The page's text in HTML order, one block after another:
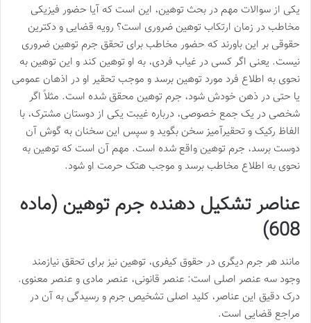
یکی از سوالات مهم در بحث توهین، این است که آیا حضور فیزیکی
مخاطب در زمان ارتکاب توهین ضروری است؟ رویه قضایی و دکترین
حقوقی بر این باورند که حضور مخاطب برای تحقق جرم توهین ضروری
نیست. یعنی اگر کسی در غیاب فردی، به او توهین کند و این توهین به
نحوی به اطلاع فرد مورد توهین برسد و موجب تحقیر او در اذهان عمومی
یا حتی در ذهن خودش شود، جرم توهین محقق شده است. مثلاً اگر
شخصی در یک جمع خصوصی، درباره غیبت یکی از دوستان مشترک، با
الفاظ رکیک و تحقیرآمیز سخن بگوید و سپس این سخنان به گوش آن
دوست برسد، جرم توهین واقع شده است. مهم آن است که توهین به
نحوی به اطلاع مخاطب برسد و موجب هتک حرمت او شود.
عناصر تشکیل دهنده جرم توهین (ماده
608)
مانند هر جرم دیگری در حقوق کیفری، توهین نیز برای تحقق نیازمند
وجود سه عنصر اصلی است: عنصر قانونی، عنصر مادی و عنصر معنوی.
درک دقیق این عناصر، کلید اصلی تشخیص جرم و رسیدگی به آن در
مراجع قضایی است.